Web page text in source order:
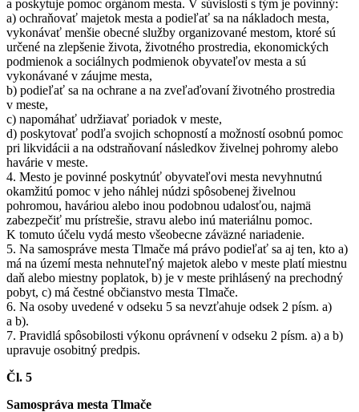
a poskytuje pomoc orgánom mesta. V súvislosti s tým je povinný:
a) ochraňovať majetok mesta a podieľať sa na nákladoch mesta,
vykonávať menšie obecné služby organizované mestom, ktoré sú
určené na zlepšenie života, životného prostredia, ekonomických
podmienok a sociálnych podmienok obyvateľov mesta a sú
vykonávané v záujme mesta,
b) podieľať sa na ochrane a na zveľaďovaní životného prostredia
v meste,
c) napomáhať udržiavať poriadok v meste,
d) poskytovať podľa svojich schopností a možností osobnú pomoc
pri likvidácii a na odstraňovaní následkov živelnej pohromy alebo
havárie v meste.
4. Mesto je povinné poskytnúť obyvateľovi mesta nevyhnutnú
okamžitú pomoc v jeho náhlej núdzi spôsobenej živelnou
pohromou, haváriou alebo inou podobnou udalosťou, najmä
zabezpečiť mu prístrešie, stravu alebo inú materiálnu pomoc.
K tomuto účelu vydá mesto všeobecne záväzné nariadenie.
5. Na samospráve mesta Tlmače má právo podieľať sa aj ten, kto a)
má na území mesta nehnuteľný majetok alebo v meste platí miestnu
daň alebo miestny poplatok, b) je v meste prihlásený na prechodný
pobyt, c) má čestné občianstvo mesta Tlmače.
6. Na osoby uvedené v odseku 5 sa nevzťahuje odsek 2 písm. a)
a b).
7. Pravidlá spôsobilosti výkonu oprávnení v odseku 2 písm. a) a b)
upravuje osobitný predpis.
Čl. 5
Samospráva mesta Tlmače